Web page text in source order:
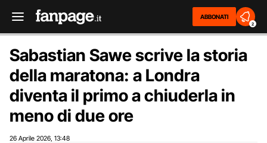
ABBONATI
2
Sabastian Sawe scrive la storia
della maratona: a Londra
diventa il primo a chiuderla in
meno di due ore
26 Aprile 2026 13:48